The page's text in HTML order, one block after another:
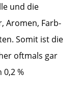
und die
Aromen, Farb-
Somit ist die
oftmals gar
%